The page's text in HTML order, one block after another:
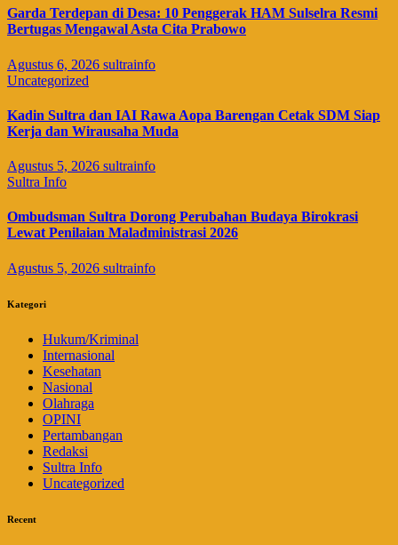
Garda Terdepan di Desa: 10 Penggerak HAM Sulselra Resmi
Bertugas Mengawal Asta Cita Prabowo
Agustus 6, 2026 sultrainfo
Uncategorized
Kadin Sultra dan IAI Rawa Aopa Barengan Cetak SDM Siap
Kerja dan Wirausaha Muda
Agustus 5, 2026 sultrainfo
Sultra Info
Ombudsman Sultra Dorong Perubahan Budaya Birokrasi
Lewat Penilaian Maladministrasi 2026
Agustus 5, 2026 sultrainfo
Kategori
Hukum/Kriminal
Internasional
Kesehatan
Nasional
Olahraga
OPINI
Pertambangan
Redaksi
Sultra Info
Uncategorized
Recent